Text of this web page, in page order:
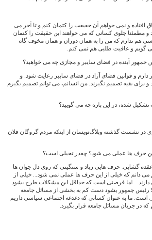
افتاده و نمی خواهم آن حقیقت را کتمان کنم و تا آخر می
و مطمئنا جلوی کسانی که می خواهند این حقیقت را کتمان
هم ندارم که من را به همان دوران و همان مخوف گاه
گویم و عافیت طلبی هم نمی کنم.
جمهور آینده در فضای سایبر و مجازی چه می خواهید؟
دارم و قوانین فضای آزاد در فضای سایبر رعایت شود. و
و برای بقیه تصمیم نگیرند. من انسانم، می توانم تصمیم بگیرم
تشکیل شده، در این باره چه می گویید؟
در نشست گذشته وبلاگ‌نویسان از اینکه مردم گروگان فلان
حرف ها عملی می شود؟ چقدر تخیلی است؟
گشایی. حرف هایی زیاد و سنگینی که روی دل جوان ها
دانم که خیلی از این حرف ها عملی نمی شود... خیلی از
دارند... اما فرصتی است که حداقل این مشکلات طرح بشود.
رئیس جمهور بشود دست کم به بخشی از مسائل جامعه
است. ما به عنوان کسانی که دغدغه اجتماعی سیاسی داریم
در جریان مسائل جامعه قرار بگیرد.